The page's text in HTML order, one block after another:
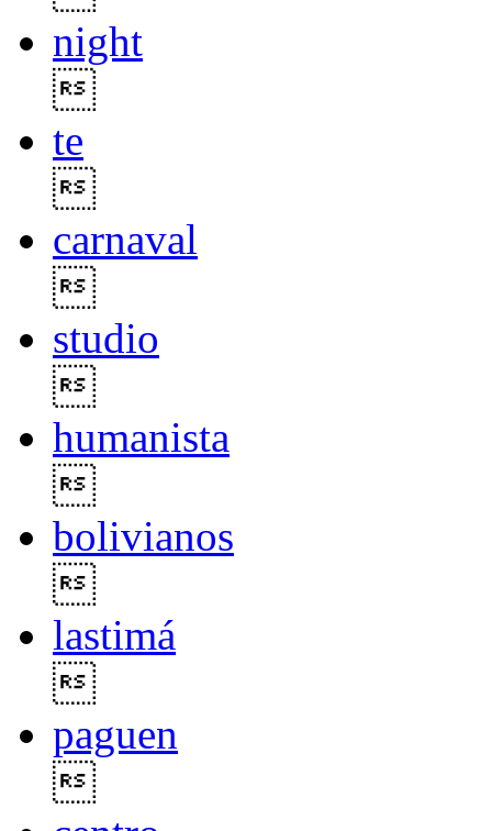
night
te
carnaval
studio
humanista
bolivianos
lastimá
paguen